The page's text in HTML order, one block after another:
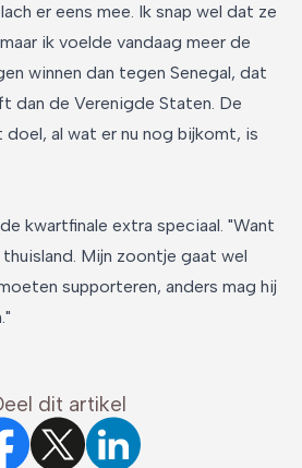
er eens mee. Ik snap wel dat ze
ik voelde vandaag meer de
winnen dan tegen Senegal, dat
dan de Verenigde Staten. De
doel, al wat er nu nog bijkomt, is
kwartfinale extra speciaal. "Want
Mijn zoontje gaat wel
supporteren, anders mag hij
dit artikel